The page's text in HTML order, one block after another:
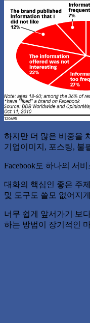
하지만 더 많은 비중을
기업이미지, 포스팅, 불
Facebook도 하나의 서
대화의 핵심인 좋은 주
및 도구도 쓸모 없어지
너무 쉽게 앞서가기 보
하는 방법이 장기적인